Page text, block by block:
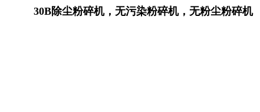
30B除尘粉碎机，无污染粉碎机，无粉尘粉碎机